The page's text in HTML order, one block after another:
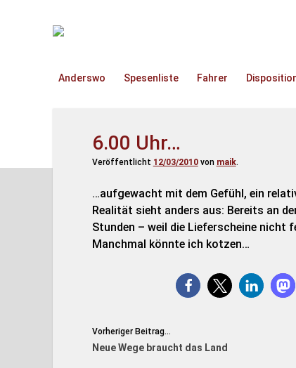
TruckOnline.de
Anderswo Spesenliste Fahrer
6.00 Uhr…
Veröffentlicht 12/03/2010von maik.
…aufgewacht mit dem Gefühl, ein
Realität sieht anders aus: Bereits an
Stunden – weil die Lieferscheine nicht
Manchmal könnte ich kotzen…
Vorheriger Beitrag...
Neue Wege braucht das Land